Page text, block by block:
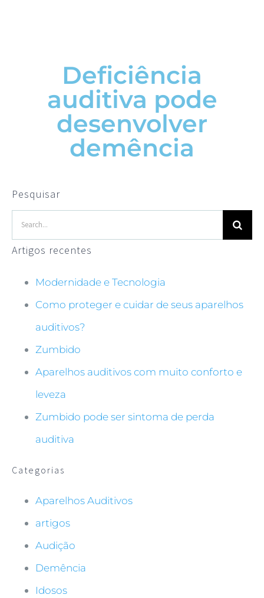
Deficiência
auditiva pode
desenvolver
demência
Pesquisar
Artigos recentes
Modernidade e Tecnologia
Como proteger e cuidar de seus aparelhos
auditivos?
Zumbido
Aparelhos auditivos com muito conforto e
leveza
Zumbido pode ser sintoma de perda
auditiva
Categorias
Aparelhos Auditivos
artigos
Audição
Demência
Idosos
Obrigatório
não são
são
necessários
funcionamento
Para que
melhorar a
site, com base
como o site é
usado.
Experiecia
Para que o
nosso website
funcione o